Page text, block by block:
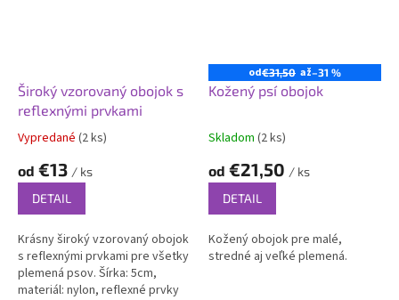
Široký vzorovaný obojok s
reflexnými prvkami
Priemerné
produktu
5,0
5
hviezdičiek.
Vypredané (2 ks)
od €13 / ks
DETAIL
Krásny široký vzorovaný obojok
s reflexnými prvkami pre všetky
plemená psov. Šírka: 5cm,
materiál: nylon, reflexné prvky
od€31,50 až–31 %
Kožený psí obojok
Priemerné
produktu
4,8
5
hviezdičiek.
Skladom (2 ks)
od €21,50 / ks
DETAIL
Kožený obojok pre malé,
stredné aj veľké plemená.